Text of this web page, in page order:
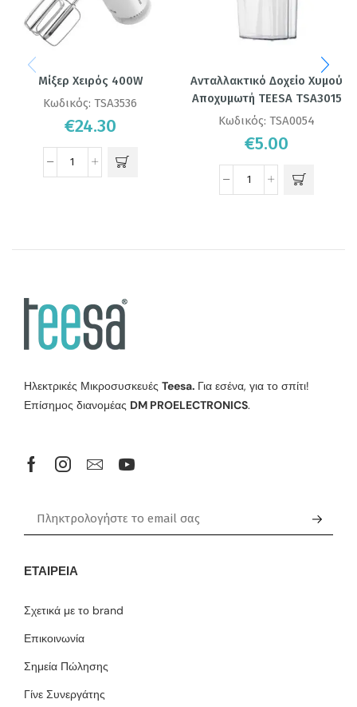
Μίξερ Χειρός 400W
Κωδικός:TSA3536
€24.30
Ανταλλακτικό Δοχείο Χυμού
Αποχυμωτή TEESA TSA3015
Κωδικός:TSA0054
€5.00
Ηλεκτρικές Μικροσυσκευές Teesa. Για εσένα, για το σπίτι!
Επίσημος διανομέας DM PROELECTRONICS.
ΕΤΑΙΡΕΊΑ
Σχετικά με το brand
Επικοινωνία
Σημεία Πώλησης
Γίνε Συνεργάτης